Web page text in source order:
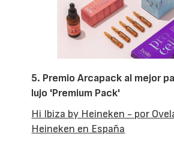
5. Premio Arcapack al mejor
lujo 'Premium Pack'
Hi Ibiza by Heineken - por
Heineken en España